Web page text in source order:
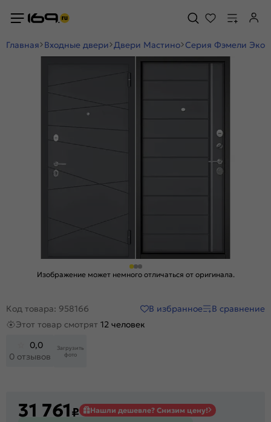
Главная Входные двери Двери Мастино Серия Фэмели Эко
Изображение может немного отличаться от оригинала.
Код товара: 958166 В избранное
В сравнение
Этот товар смотрят 12 человек
0,0
0 отзывов
Загрузить
фото
31 761₽ Нашли дешевле? Снизим цену!